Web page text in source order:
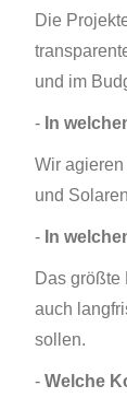
Die
und im
- In
Wir
und
- In
Das größte
auch
sollen.
- Welche